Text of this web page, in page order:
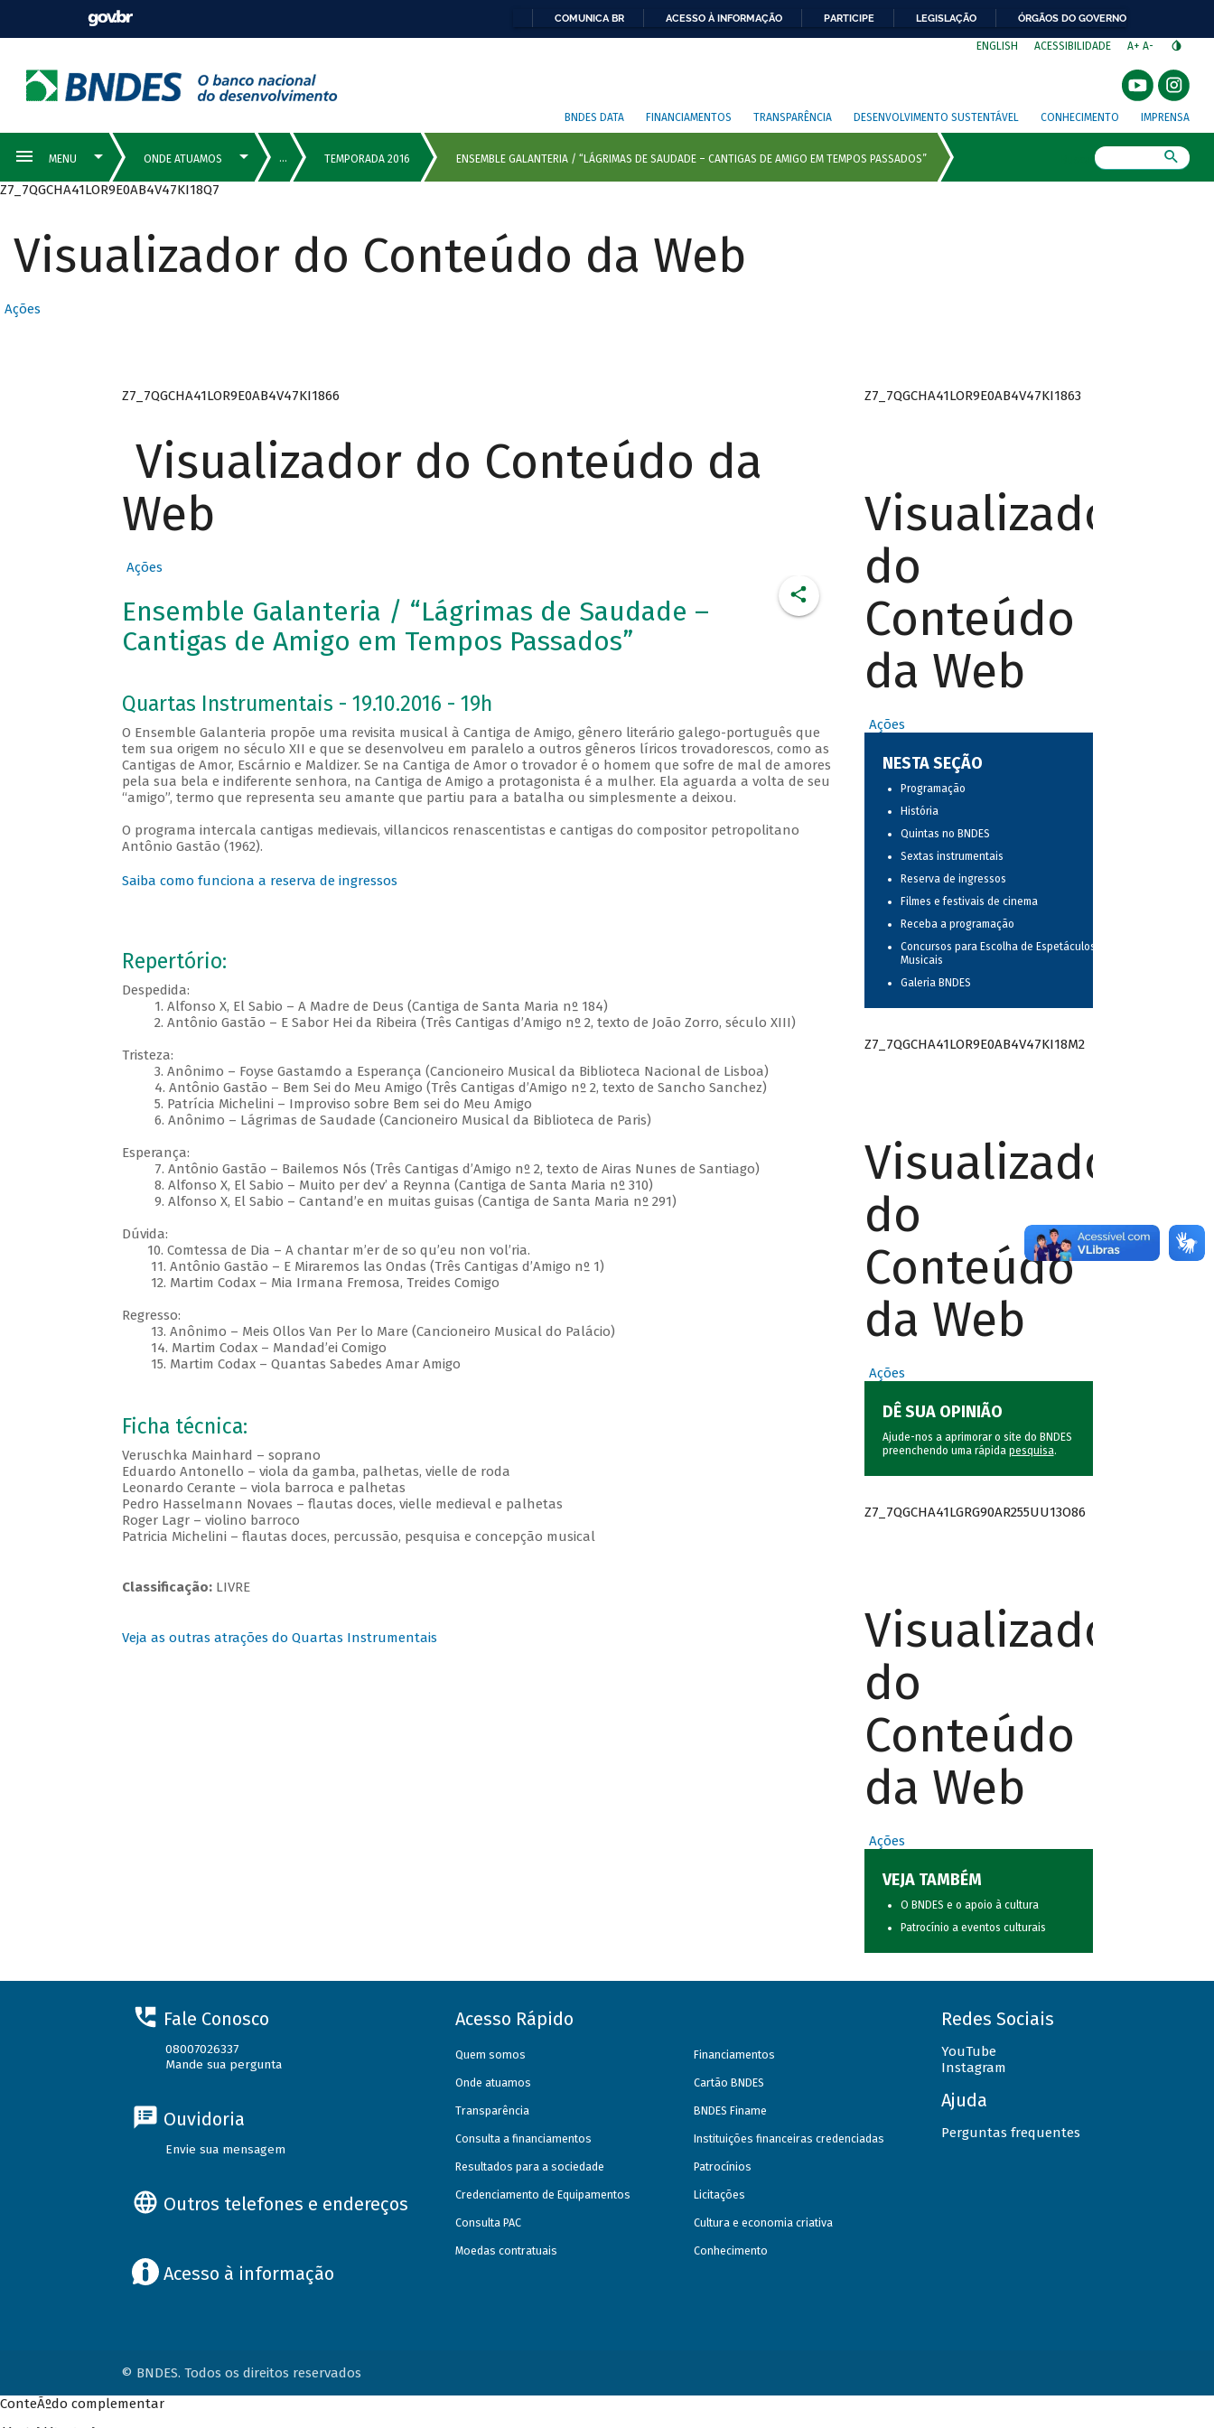
COMUNICA BR ACESSO À INFORMAÇÃO PARTICIPE LEGISLAÇÃO ÓRGÃOS DO GOVERNO
ENGLISH ACESSIBILIDADE A+ A-
BNDES DATA FINANCIAMENTOS TRANSPARÊNCIA DESENVOLVIMENTO SUSTENTÁVEL CONHECIMENTO IMPRENSA
Z7_7QGCHA41LOR9E0AB4V47KI18Q7
Visualizador do Conteúdo da Web
Ações
Z7_7QGCHA41LOR9E0AB4V47KI1866
Visualizador do Conteúdo da
Web
Ações
Ensemble Galanteria / “Lágrimas de Saudade –
Cantigas de Amigo em Tempos Passados”
Quartas Instrumentais - 19.10.2016 - 19h
O Ensemble Galanteria propõe uma revisita musical à Cantiga de Amigo, gênero literário galego-português que
tem sua origem no século XII e que se desenvolveu em paralelo a outros gêneros líricos trovadorescos, como as
Cantigas de Amor, Escárnio e Maldizer. Se na Cantiga de Amor o trovador é o homem que sofre de mal de amores
pela sua bela e indiferente senhora, na Cantiga de Amigo a protagonista é a mulher. Ela aguarda a volta de seu
“amigo”, termo que representa seu amante que partiu para a batalha ou simplesmente a deixou.
O programa intercala cantigas medievais, villancicos renascentistas e cantigas do compositor petropolitano
Antônio Gastão (1962).
Saiba como funciona a reserva de ingressos
Repertório:
Despedida:
1. Alfonso X, El Sabio – A Madre de Deus (Cantiga de Santa Maria nº 184)
2. Antônio Gastão – E Sabor Hei da Ribeira (Três Cantigas d’Amigo nº 2, texto de João Zorro, século XIII)
Tristeza:
3. Anônimo – Foyse Gastamdo a Esperança (Cancioneiro Musical da Biblioteca Nacional de Lisboa)
4. Antônio Gastão – Bem Sei do Meu Amigo (Três Cantigas d’Amigo nº 2, texto de Sancho Sanchez)
5. Patrícia Michelini – Improviso sobre Bem sei do Meu Amigo
6. Anônimo – Lágrimas de Saudade (Cancioneiro Musical da Biblioteca de Paris)
Esperança:
7. Antônio Gastão – Bailemos Nós (Três Cantigas d’Amigo nº 2, texto de Airas Nunes de Santiago)
8. Alfonso X, El Sabio – Muito per dev’ a Reynna (Cantiga de Santa Maria nº 310)
9. Alfonso X, El Sabio – Cantand’e en muitas guisas (Cantiga de Santa Maria nº 291)
Dúvida:
10. Comtessa de Dia – A chantar m’er de so qu’eu non vol’ria.
11. Antônio Gastão – E Miraremos las Ondas (Três Cantigas d’Amigo nº 1)
12. Martim Codax – Mia Irmana Fremosa, Treides Comigo
Regresso:
13. Anônimo – Meis Ollos Van Per lo Mare (Cancioneiro Musical do Palácio)
14. Martim Codax – Mandad’ei Comigo
15. Martim Codax – Quantas Sabedes Amar Amigo
Ficha técnica:
Veruschka Mainhard – soprano
Eduardo Antonello – viola da gamba, palhetas, vielle de roda
Leonardo Cerante – viola barroca e palhetas
Pedro Hasselmann Novaes – flautas doces, vielle medieval e palhetas
Roger Lagr – violino barroco
Patricia Michelini – flautas doces, percussão, pesquisa e concepção musical
Classificação:LIVRE
Veja as outras atrações do Quartas Instrumentais
Z7_7QGCHA41LOR9E0AB4V47KI1863
Visualizador
do
Conteúdo
da Web
Ações
NESTA SEÇÃO
Programação
História
Quintas no BNDES
Sextas instrumentais
Reserva de ingressos
Filmes e festivais de cinema
Receba a programação
Concursos para Escolha de Espetáculos
Musicais
Galeria BNDES
Z7_7QGCHA41LOR9E0AB4V47KI18M2
Visualizador
do
Conteúdo
da Web
Ações
DÊ SUA OPINIÃO
Ajude-nos a aprimorar o site do BNDES
preenchendo uma rápida pesquisa.
Z7_7QGCHA41LGRG90AR255UU13O86
Visualizador
do
Conteúdo
da Web
Ações
VEJA TAMBÉM
O BNDES e o apoio à cultura
Patrocínio a eventos culturais
Fale Conosco
08007026337
Mande sua pergunta
Ouvidoria
Envie sua mensagem
Outros telefones e endereços
Acesso à informação
Acesso Rápido
Quem somos
Onde atuamos
Transparência
Consulta a financiamentos
Resultados para a sociedade
Credenciamento de Equipamentos
Consulta PAC
Moedas contratuais
Financiamentos
Cartão BNDES
BNDES Finame
Instituições financeiras credenciadas
Patrocínios
Licitações
Cultura e economia criativa
Conhecimento
Redes Sociais
YouTube
Instagram
Ajuda
Perguntas frequentes
© BNDES. Todos os direitos reservados
ConteÃºdo complementar